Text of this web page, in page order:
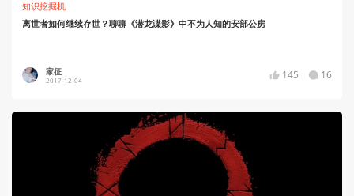
知识挖掘机
离世者如何继续存世？聊聊《潜龙谍影》中不为人知的安部公房
家征
2017-12-04 145 16